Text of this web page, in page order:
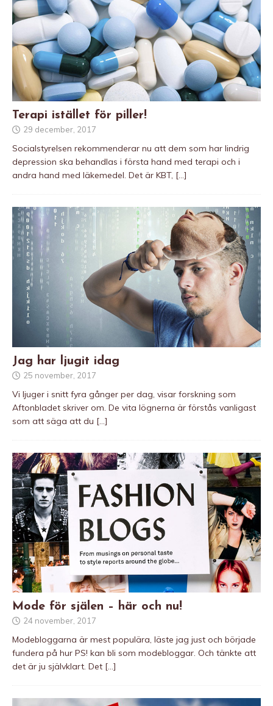
Terapi istället för piller!
29 december, 2017
Socialstyrelsen rekommenderar nu att dem som har lindrig
depression ska behandlas i första hand med terapi och i
andra hand med läkemedel. Det är KBT, […]
Jag har ljugit idag
25 november, 2017
Vi ljuger i snitt fyra gånger per dag, visar forskning som
Aftonbladet skriver om. De vita lögnerna är förstås vanligast
som att säga att du […]
Mode för själen – här och nu!
24 november, 2017
Modebloggarna är mest populära, läste jag just och började
fundera på hur PS! kan bli som modebloggar. Och tänkte att
det är ju självklart. Det […]